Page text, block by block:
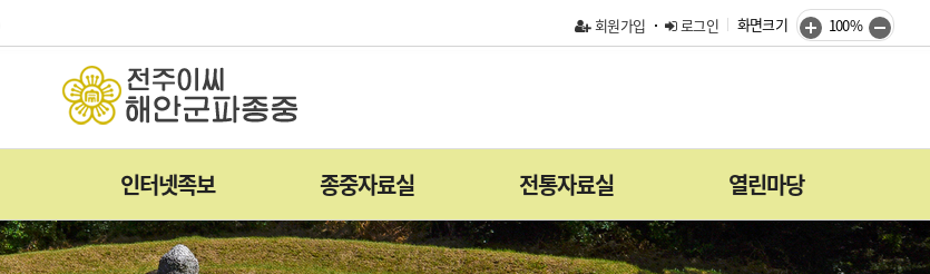
회원가입 로그인 화면크기 100%
인터넷족보 종중자료실 전통자료실 열린마당